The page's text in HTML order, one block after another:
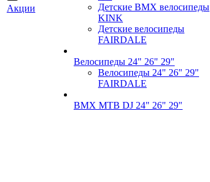
Акции
Детские BMX велосипеды
KINK
Детские велосипеды
FAIRDALE
Велосипеды 24" 26" 29"
Велосипеды 24" 26" 29"
FAIRDALE
BMX MTB DJ 24" 26" 29"